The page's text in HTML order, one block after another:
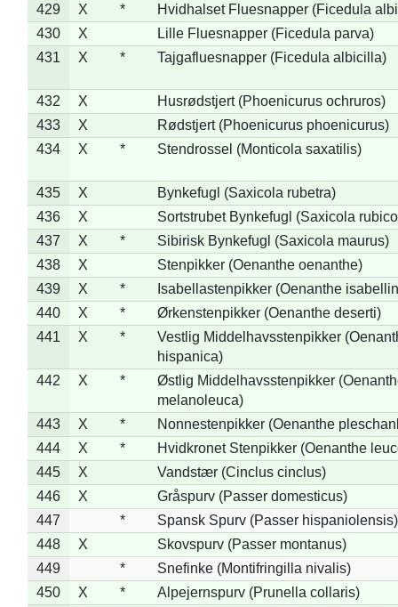
429
X *
Hvidhalset Fluesnapper (Ficedula
430
X
Lille Fluesnapper (Ficedula parva)
431
X * Tajgafluesnapper (Ficedula albicilla)
432 X
Husrødstjert (Phoenicurus ochruros)
433
X
Rødstjert (Phoenicurus phoenicurus)
434
X * Stendrossel (Monticola saxatilis)
435 X
Bynkefugl (Saxicola rubetra)
436
X
Sortstrubet Bynkefugl (Saxicola
437
X *
Sibirisk Bynkefugl (Saxicola maurus)
438
X
Stenpikker (Oenanthe oenanthe)
439
X *
Isabellastenpikker (Oenanthe
440
X *
Ørkenstenpikker (Oenanthe deserti)
441
X *
Vestlig Middelhavsstenpikker
hispanica)
442
X *
Østlig Middelhavsstenpikker
melanoleuca)
443
X *
Nonnestenpikker (Oenanthe
444
X *
Hvidkronet Stenpikker (Oenanthe
445
X
Vandstær (Cinclus cinclus)
446
X
Gråspurv (Passer domesticus)
447
*
Spansk Spurv (Passer hispaniolensis)
448
X
Skovspurv (Passer montanus)
449
*
Snefinke (Montifringilla nivalis)
450
X *
Alpejernspurv (Prunella collaris)